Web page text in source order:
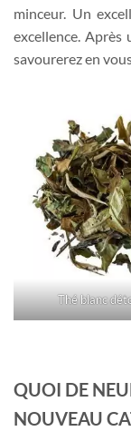
minceur. Un
excellence. Après
savourerez en
Thé blanc
QUOI DE
NOUVEAU